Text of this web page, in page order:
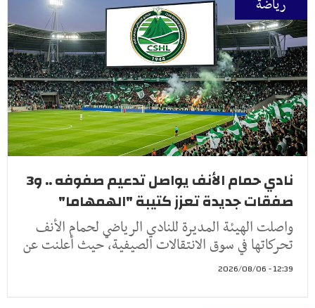
رياضة
نادي حمام الأنف يواصل تدعيم صفوفه .. و3
صفقات جديدة تعزز كتيبة "الهمهاما"
واصلت الهيئة المديرة للنادي الرياضي لحمام الأنف
تحركاتها في سوق الانتقالات الصيفية، حيث أعلنت عن
12:39 - 2026/08/06